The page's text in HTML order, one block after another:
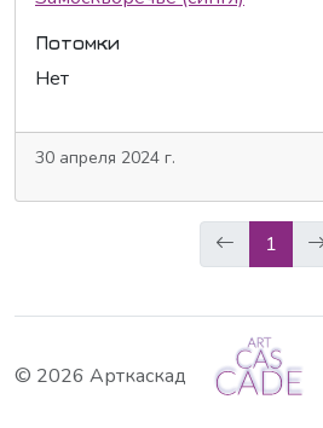
Потомки
Нет
30 апреля 2024 г.
1
© 2026 Арткаскад